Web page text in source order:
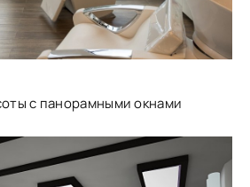
с панорамными окнами